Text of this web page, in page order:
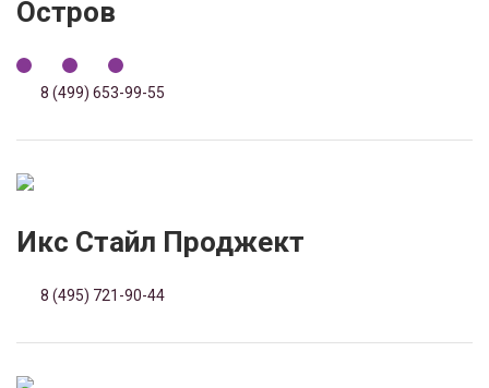
Остров
8 (499) 653-99-55
Икс Стайл Проджект
8 (495) 721-90-44